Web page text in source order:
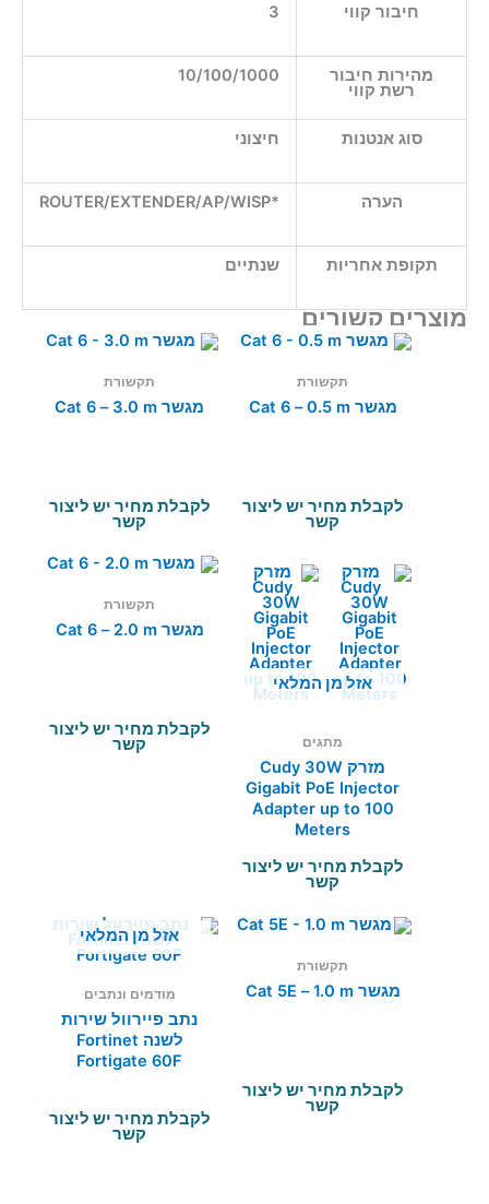
חיבור קווי 3
מהירות חיבור
רשת קווי
10/100/1000
סוג אנטנות חיצוני
הערה *ROUTER/EXTENDER/AP/WISP
תקופת אחריות שנתיים
מוצרים קשורים
תקשורת
מגשר Cat 6 – 0.5 m
לקבלת מחיר יש ליצור
קשר
תקשורת
מגשר Cat 6 – 3.0 m
לקבלת מחיר יש ליצור
קשר
אזל מן המלאי
מתגים
מזרק Cudy 30W
Gigabit PoE Injector
Adapter up to 100
Meters
לקבלת מחיר יש ליצור
קשר
תקשורת
מגשר Cat 6 – 2.0 m
לקבלת מחיר יש ליצור
קשר
תקשורת
מגשר Cat 5E – 1.0 m
לקבלת מחיר יש ליצור
קשר
אזל מן המלאי
מודמים ונתבים
נתב פיירוול שירות
לשנה Fortinet
Fortigate 60F
לקבלת מחיר יש ליצור
קשר